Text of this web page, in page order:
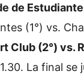
de
(1°) vs.
Club (2°) vs.
La final se